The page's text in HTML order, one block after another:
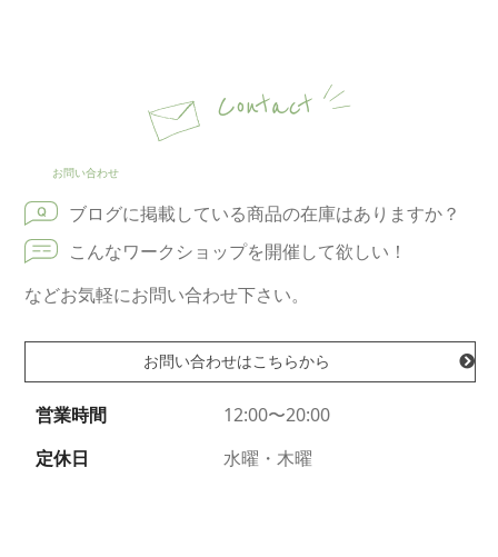
Contact
お問い合わせ
ブログに掲載している商品の在庫はありますか？
こんなワークショップを開催して欲しい！
などお気軽にお問い合わせ下さい。
お問い合わせはこちらから
営業時間
12:00〜20:00
定休日
水曜・木曜